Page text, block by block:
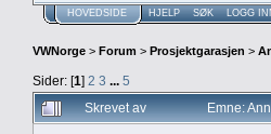
HOVEDSIDE HJELP SØK LOGG
VWNorge > Forum > Prosjektgarasjen >
Sider: [1] 2 3 ... 5
Skrevet av
Emne: